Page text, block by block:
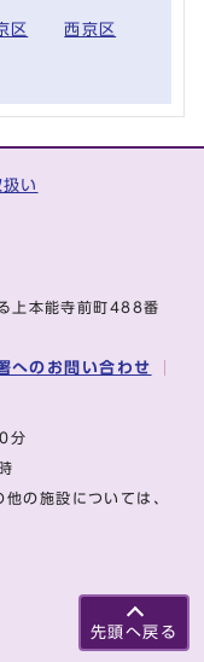
区 西京区
先頭へ戻る
い
上本能寺前町488番
へのお問い合わせ
分
時
の施設については、